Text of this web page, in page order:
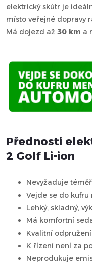
elektrický skútr je
místo veřejné dopravy
Má dojezd až 30 km a
Přednosti
2 Golf Li-ion
Nevyžaduje
Vejde se do kufru
Lehký, skladný,
Má komfortní
Kvalitní
K řízení není za
Neprodukuje